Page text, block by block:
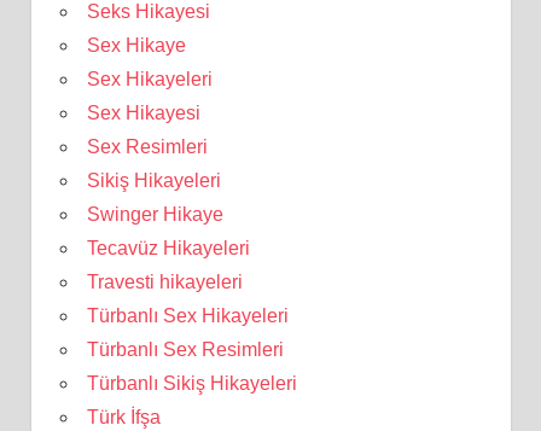
Seks Hikayesi
Sex Hikaye
Sex Hikayeleri
Sex Hikayesi
Sex Resimleri
Sikiş Hikayeleri
Swinger Hikaye
Tecavüz Hikayeleri
Travesti hikayeleri
Türbanlı Sex Hikayeleri
Türbanlı Sex Resimleri
Türbanlı Sikiş Hikayeleri
Türk İfşa